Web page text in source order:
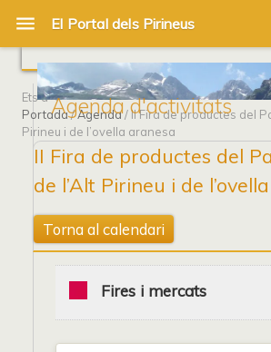
Agenda d'activitats
Ets a
Portada/Agenda/ II Fira de productes del
Pirineu i de l’ovella aranesa
II Fira de productes del
de l’Alt Pirineu i de
Torna al calendari
Fires i mercats